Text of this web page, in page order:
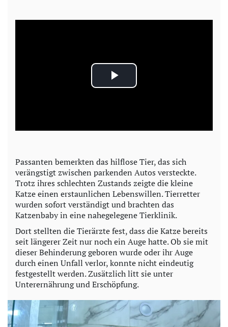
P
a
y
V
i
d
e
o
Passanten bemerkten das hilflose Tier, das sich
verängstigt zwischen parkenden Autos versteckte.
Trotz ihres schlechten Zustands zeigte die kleine
Katze einen erstaunlichen Lebenswillen. Tierretter
wurden sofort verständigt und brachten das
Katzenbaby in eine nahegelegene Tierklinik.
Dort stellten die Tierärzte fest, dass die Katze bereits
seit längerer Zeit nur noch ein Auge hatte. Ob sie mit
dieser Behinderung geboren wurde oder ihr Auge
durch einen Unfall verlor, konnte nicht eindeutig
festgestellt werden. Zusätzlich litt sie unter
Unterernährung und Erschöpfung.